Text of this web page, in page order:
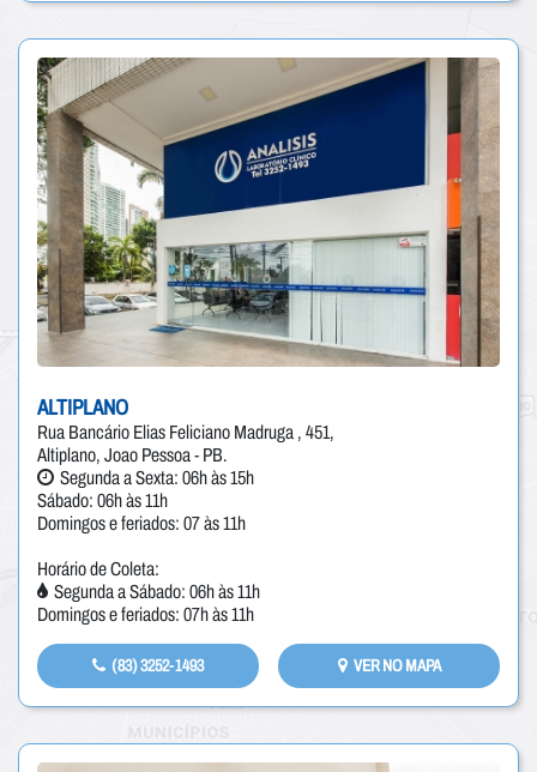
ALTIPLANO
Rua Bancário Elias Feliciano Madruga , 451,
Altiplano, Joao Pessoa - PB.
Segunda a Sexta: 06h às 15h
Sábado: 06h às 11h
Domingos e feriados: 07 às 11h
Horário de Coleta:
Segunda a Sábado: 06h às 11h
Domingos e feriados: 07h às 11h
(83) 3252-1493 VER NO MAPA